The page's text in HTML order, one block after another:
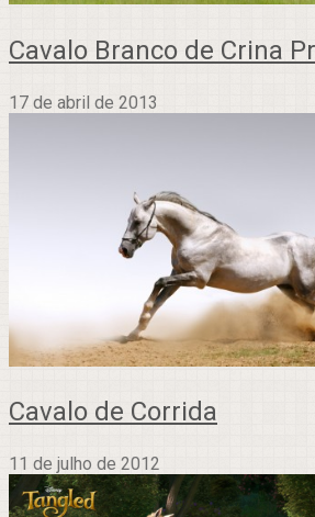
Cavalo Branco de Crina
17 de abril de 2013
Cavalo de Corrida
11 de julho de 2012